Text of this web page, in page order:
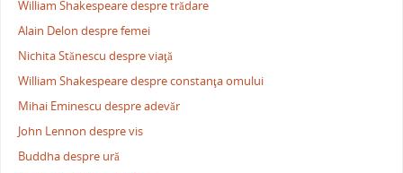
William Shakespeare despre trădare
Alain Delon despre femei
Nichita Stănescu despre viaţă
William Shakespeare despre constanţa omului
Mihai Eminescu despre adevăr
John Lennon despre vis
Buddha despre ură